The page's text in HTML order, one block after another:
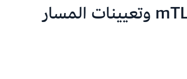
تدعم بوابة Amazon API الآن واجهات برمجة التطبيقات HTTP وmTLS وتعيينات المسار